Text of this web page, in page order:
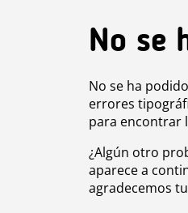
No se
No se ha
errores
para encontrar
¿Algún otro
aparece a
agradecemos